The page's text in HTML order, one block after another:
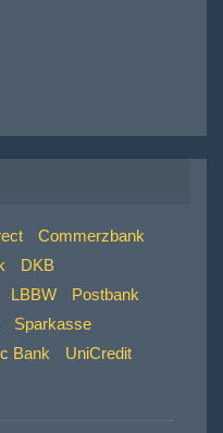
Commerzbank
DKB
LBBW
Postbank
Sparkasse
Bank
UniCredit